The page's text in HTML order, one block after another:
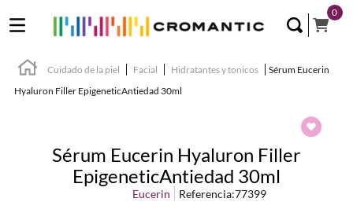
0
Cuidado de la piel Facial Hidratantes y tonicos
Sérum Eucerin
Hyaluron Filler EpigeneticAntiedad 30ml
Sérum Eucerin Hyaluron Filler
EpigeneticAntiedad 30ml
Eucerin Referencia:77399